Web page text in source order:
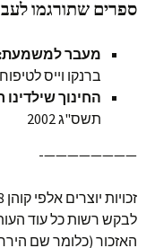
ספרים שתורגמו
מעבר למשמעת:
ברנקו וייס לטיפוח
החינוך שילדינו
תשס"ג 2002
————————-
לבקש רשות כל עוד
האזכור (כלומר שם